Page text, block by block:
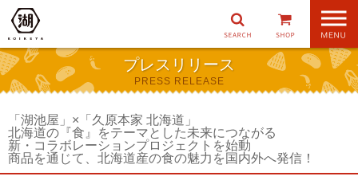
ナ
ゲ
ー
シ
ョ
プレスリリース
PRESS RELEASE
「湖池屋」×「久原本家 北海道」
北海道の『食』をテーマとした未来につながる
新・コラボレーションプロジェクトを始動
商品を通じて、北海道産の食の魅力を国内外へ発信！